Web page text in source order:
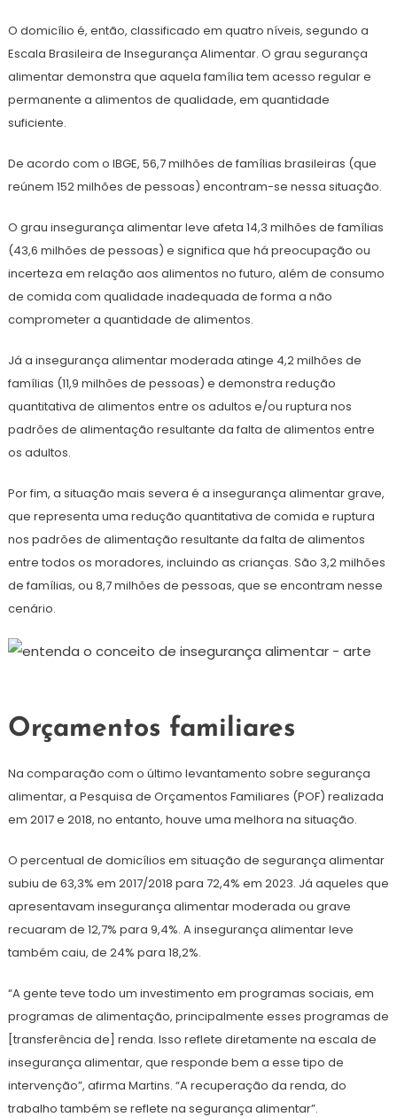
O domicílio é, então, classificado em quatro níveis, segundo a
Escala Brasileira de Insegurança Alimentar. O grau segurança
alimentar demonstra que aquela família tem acesso regular e
permanente a alimentos de qualidade, em quantidade
suficiente.
De acordo com o IBGE, 56,7 milhões de famílias brasileiras (que
reúnem 152 milhões de pessoas) encontram-se nessa situação.
O grau insegurança alimentar leve afeta 14,3 milhões de famílias
(43,6 milhões de pessoas) e significa que há preocupação ou
incerteza em relação aos alimentos no futuro, além de consumo
de comida com qualidade inadequada de forma a não
comprometer a quantidade de alimentos.
Já a insegurança alimentar moderada atinge 4,2 milhões de
famílias (11,9 milhões de pessoas) e demonstra redução
quantitativa de alimentos entre os adultos e/ou ruptura nos
padrões de alimentação resultante da falta de alimentos entre
os adultos.
Por fim, a situação mais severa é a insegurança alimentar grave,
que representa uma redução quantitativa de comida e ruptura
nos padrões de alimentação resultante da falta de alimentos
entre todos os moradores, incluindo as crianças. São 3,2 milhões
de famílias, ou 8,7 milhões de pessoas, que se encontram nesse
cenário.
Orçamentos familiares
Na comparação com o último levantamento sobre segurança
alimentar, a Pesquisa de Orçamentos Familiares (POF) realizada
em 2017 e 2018, no entanto, houve uma melhora na situação.
O percentual de domicílios em situação de segurança alimentar
subiu de 63,3% em 2017/2018 para 72,4% em 2023. Já aqueles que
apresentavam insegurança alimentar moderada ou grave
recuaram de 12,7% para 9,4%. A insegurança alimentar leve
também caiu, de 24% para 18,2%.
“A gente teve todo um investimento em programas sociais, em
programas de alimentação, principalmente esses programas de
[transferência de] renda. Isso reflete diretamente na escala de
insegurança alimentar, que responde bem a esse tipo de
intervenção”, afirma Martins. “A recuperação da renda, do
trabalho também se reflete na segurança alimentar”.